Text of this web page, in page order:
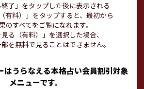
終了」をタップした後に表示される
有料）」をタップすると、最初から
のすべてをご覧になれます。
る（有料）」を選択した場合、
を無料で見ることはできません。
はうらなえる本格占い会員割引対象
メニューです。